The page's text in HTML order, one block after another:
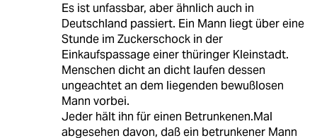
Es ist unfassbar, aber ähnlich auch in
Deutschland passiert. Ein Mann liegt über eine
Stunde im Zuckerschock in der
Einkaufspassage einer thüringer Kleinstadt.
Menschen dicht an dicht laufen dessen
ungeachtet an dem liegenden bewußlosen
Mann vorbei.
Jeder hält ihn für einen Betrunkenen.Mal
abgesehen davon, daß ein betrunkener Mann